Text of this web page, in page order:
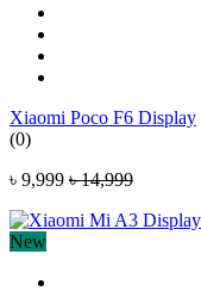
Xiaomi Poco F6 Display
(0)
৳ 9,999 ৳ 14,999
New